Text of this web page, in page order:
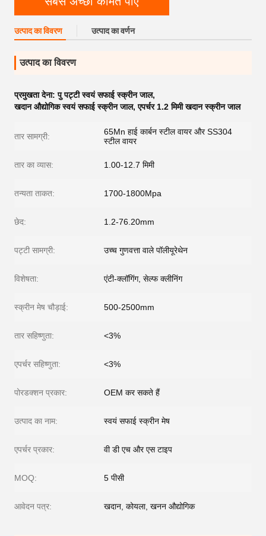
उत्पाद का विवरण उत्पाद का वर्णन
उत्पाद का विवरण
प्रमुखता देना:पु पट्टी स्वयं सफाई स्क्रीन जाल,
खदान औद्योगिक स्वयं सफाई स्क्रीन जाल,एपर्चर 1.2 मिमी खदान स्क्रीन जाल
तार सामग्री:
65Mn हाई कार्बन स्टील वायर और SS304
स्टील वायर
तार का व्यास: 1.00-12.7 मिमी
तन्यता ताकत: 1700-1800Mpa
छेद: 1.2-76.20mm
पट्टी सामग्री: उच्च गुणवत्ता वाले पॉलीयूरेथेन
विशेषता: एंटी-क्लॉगिंग, सेल्फ क्लीनिंग
स्क्रीन मेष चौड़ाई: 500-2500mm
तार सहिष्णुता: <3%
एपर्चर सहिष्णुता: <3%
पोरडक्शन प्रकार: OEM कर सकते हैं
उत्पाद का नाम: स्वयं सफाई स्क्रीन मेष
एपर्चर प्रकार: वी डी एच और एस टाइप
MOQ: 5 पीसी
आवेदन पत्र: खदान, कोयला, खनन औद्योगिक